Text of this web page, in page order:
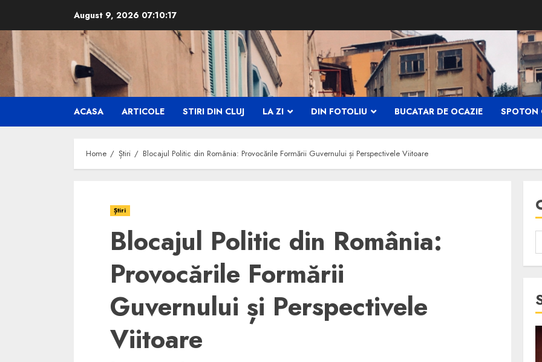
content
August 9, 2026 07:10:19
ACASA ARTICOLE STIRI DIN CLUJ LA ZI DIN FOTOLIU BUCATAR DE OCAZIE SPOTON
Home Știri Blocajul Politic din România: Provocările Formării Guvernului și Perspectivele Viitoare
Știri
Blocajul Politic din România:
Provocările Formării
Guvernului și Perspectivele
Viitoare
5 min read